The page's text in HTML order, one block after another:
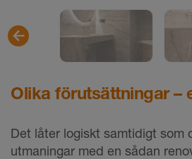
Olika förutsättningar –
Det låter logiskt samtidigt som
utmaningar med en sådan